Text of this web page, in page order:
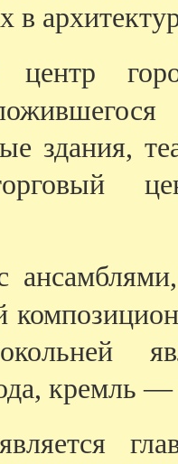
в
центр
здания,
кремль